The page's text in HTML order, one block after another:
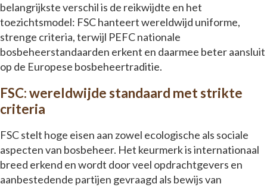
belangrijkste verschil is de reikwijdte en het
toezichtsmodel: FSC hanteert wereldwijd uniforme,
strenge criteria, terwijl PEFC nationale
bosbeheerstandaarden erkent en daarmee beter aansluit
op de Europese bosbeheertraditie.
FSC: wereldwijde standaard met strikte
criteria
FSC stelt hoge eisen aan zowel ecologische als sociale
aspecten van bosbeheer. Het keurmerk is internationaal
breed erkend en wordt door veel opdrachtgevers en
aanbestedende partijen gevraagd als bewijs van